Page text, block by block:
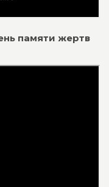
памяти жертв